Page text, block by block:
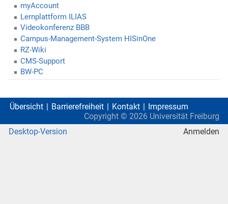
myAccount
Lernplattform ILIAS
Videokonferenz BBB
Campus-Management-System HISinOne
RZ-Wiki
CMS-Support
BW-PC
Übersicht Barrierefreiheit Kontakt
Impressum
Copyright © 2026 Universität Freiburg
Desktop-Version
Anmelden